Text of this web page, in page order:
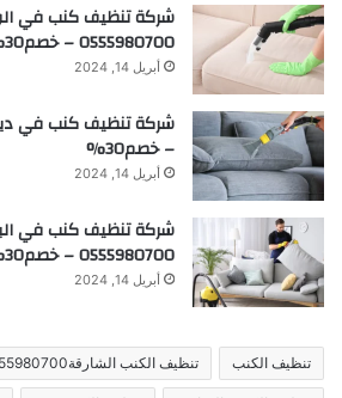
شركة تنظيف كنب في
0555980700 – خصم30%
أبريل 14, 2024
– خصم30%
أبريل 14, 2024
شركة تنظيف كنب في
0555980700 – خصم30%
أبريل 14, 2024
تنظيف الكنب تنظيف الكنب الشارقة0555980700